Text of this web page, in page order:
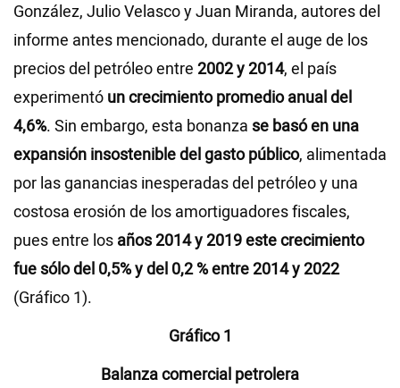
González, Julio Velasco y Juan Miranda, autores del
informe antes mencionado, durante el auge de los
precios del petróleo entre 2002 y 2014, el país
experimentó un crecimiento promedio anual del
4,6%. Sin embargo, esta bonanza se basó en una
expansión insostenible del gasto público, alimentada
por las ganancias inesperadas del petróleo y una
costosa erosión de los amortiguadores fiscales,
pues entre los años 2014 y 2019 este crecimiento
fue sólo del 0,5% y del 0,2 % entre 2014 y 2022
(Gráfico 1).
Gráfico 1
Balanza comercial petrolera